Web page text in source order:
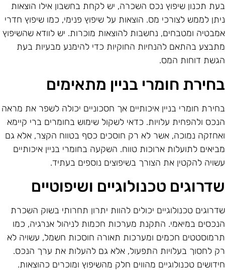
תכנון שיפוץ נכס השכרה, יש לקחת בחשבון אילו הוצאות
לממש לצורכי מס. הוצאות על שיפוץ פנימי, כמו שיפוץ חדרי
ומטבחים, נחשבות להוצאות מוכרות. יש לוודא שהשיפוץ
בהתאם להנחיות החוקיות כדי להימנע מבעיות בעת
דוחות המס.
חומרי בניין מתאימים
חומרי בניין איכותיים אך חסכוניים יכולה לשפר את מראה
ולהפחית עלויות. כדאי לשקול שימוש בחומרים ברי קיימא
נמוכה, אשר לא רק חוסכים כסף בטווח הקצר, אלא גם
לתועלות ארוכות טווח. השקעה בחומרי בניין איכותיים
להקטין את הצורך בשיפוצים נוספים בעתיד.
טכנולוגיים ושיפוטיים
טכנולוגיים יכולים להוות יתרון תחרותי בשוק השכרת
במיאמי. התקנת מערכות חכמות לניהול אנרגיה, כמו
חכמים ומערכות תאורה חוסכות חשמל, עשויה לא
לחסוך בעלויות התפעול, אלא גם להעלות את ערך הנכס.
טכנולוגיים מהווים חלק מהשיפוץ ומוכרים כהוצאות.